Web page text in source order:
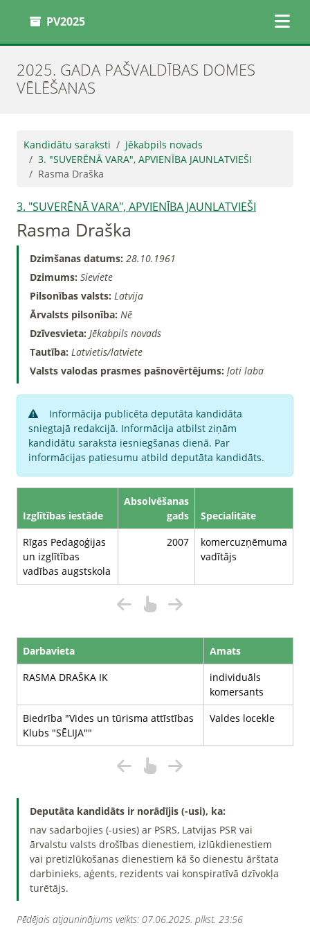
PV2025
2025. GADA PAŠVALDĪBAS DOMES
VĒLĒŠANAS
Kandidātu saraksti
Jēkabpils novads
3. "SUVERĒNĀ VARA", APVIENĪBA JAUNLATVIEŠI
Rasma Draška
3. "SUVERĒNĀ VARA", APVIENĪBA JAUNLATVIEŠI
Rasma Draška
Dzimšanas datums: 28.10.1961
Dzimums: Sieviete
Pilsonības valsts: Latvija
Ārvalsts pilsonība: Nē
Dzīvesvieta: Jēkabpils novads
Tautība: Latvietis/latviete
Valsts valodas prasmes pašnovērtējums: ļoti laba
Informācija publicēta deputāta kandidāta
sniegtajā redakcijā. Informācija atbilst ziņām
kandidātu saraksta iesniegšanas dienā. Par
informācijas patiesumu atbild deputāta kandidāts.
Izglītības iestāde
Absolvēšanas
gads
Specialitāte
Rīgas Pedagoģijas
un izglītības
vadības augstskola
2007
komercuzņēmuma
vadītājs
Darbavieta
Amats
RASMA DRAŠKA IK
individuāls
komersants
Biedrība "Vides un tūrisma attīstības
Klubs "SĒLIJA""
Valdes locekle
Deputāta kandidāts ir norādījis (-usi), ka:
nav sadarbojies (-usies) ar PSRS, Latvijas PSR vai
ārvalstu valsts drošības dienestiem, izlūkdienestiem
vai pretizlūkošanas dienestiem kā šo dienestu ārštata
darbinieks, aģents, rezidents vai konspiratīvā dzīvokļa
turētājs.
Pēdējais atjauninājums veikts: 07.06.2025. plkst. 23:56